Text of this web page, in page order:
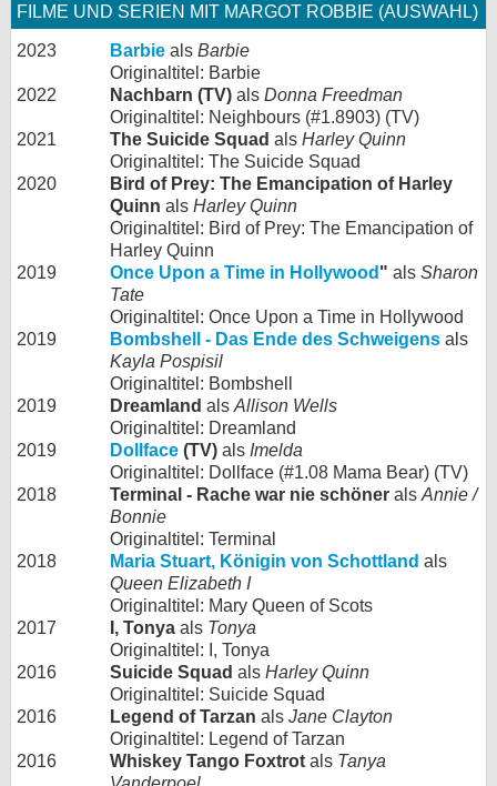
FILME UND SERIEN MIT MARGOT ROBBIE (AUSWAHL)
2023 Barbie als Barbie
Originaltitel: Barbie
2022
Nachbarn (TV) als Donna Freedman
Originaltitel: Neighbours (#1.8903) (TV)
2021
The Suicide Squad als Harley Quinn
Originaltitel: The Suicide Squad
2020
Bird of Prey: The Emancipation of Harley
Quinn als Harley Quinn
Originaltitel: Bird of Prey: The Emancipation of
Harley Quinn
2019
Once Upon a Time in Hollywood " als Sharon
Tate
Originaltitel: Once Upon a Time in Hollywood
2019
Bombshell - Das Ende des Schweigens als
Kayla Pospisil
Originaltitel: Bombshell
2019
Dreamland als Allison Wells
Originaltitel: Dreamland
2019
Dollface (TV) als Imelda
Originaltitel: Dollface (#1.08 Mama Bear) (TV)
2018
Terminal - Rache war nie schöner als Annie /
Bonnie
Originaltitel: Terminal
2018
Maria Stuart, Königin von Schottland als
Queen Elizabeth I
Originaltitel: Mary Queen of Scots
2017
I, Tonya als Tonya
Originaltitel: I, Tonya
2016
Suicide Squad als Harley Quinn
Originaltitel: Suicide Squad
2016
Legend of Tarzan als Jane Clayton
Originaltitel: Legend of Tarzan
2016
Whiskey Tango Foxtrot als Tanya